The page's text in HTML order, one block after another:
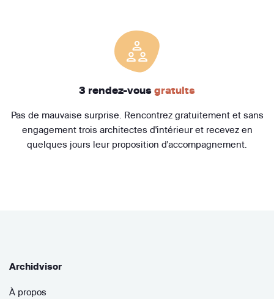
3 rendez-vous gratuits
Pas de mauvaise surprise. Rencontrez gratuitement et sans
engagement trois architectes d'intérieur et recevez en
quelques jours leur proposition d'accompagnement.
Archidvisor
À propos